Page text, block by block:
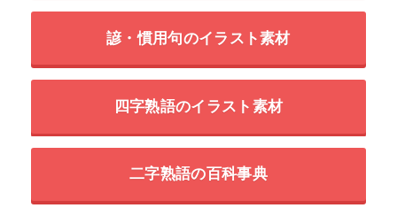
諺・慣用句のイラスト素材
四字熟語のイラスト素材
二字熟語の百科事典